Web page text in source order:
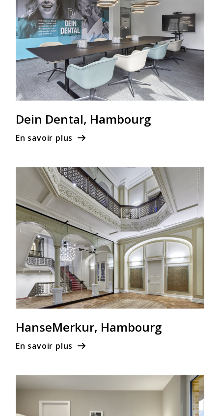
Dein Dental, Hambourg
En savoir plus
HanseMerkur, Hambourg
En savoir plus